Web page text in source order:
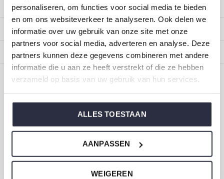
personaliseren, om functies voor social media te bieden
en om ons websiteverkeer te analyseren. Ook delen we
informatie over uw gebruik van onze site met onze
partners voor social media, adverteren en analyse. Deze
partners kunnen deze gegevens combineren met andere
informatie die u aan ze heeft verstrekt of die ze hebben
verzameld op basis van uw gebruik van hun services.
ALLES TOESTAAN
AANPASSEN
WEIGEREN
Mein Konto
Kategorien
Impressum
CALL US
ONZE MERKEN
Dirkje Baby- und Kinderkleidung